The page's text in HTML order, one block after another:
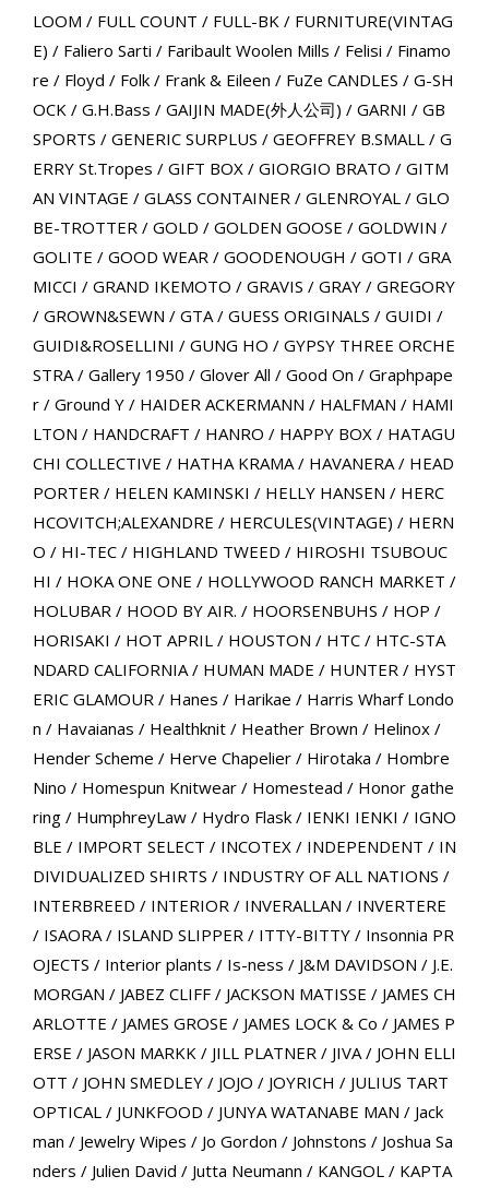
LOOM / FULL COUNT / FULL-BK/ FURNITURE(VINTAG
E) / Faliero Sarti / Faribault Woolen Mills / Felisi / Finamo
re / Floyd / Folk/ Frank & Eileen / FuZe CANDLES / G-SH
OCK/ G.H.Bass / GAIJIN MADE(外人公司) / GARNI / GB
SPORTS / GENERIC SURPLUS / GEOFFREY B.SMALL/ G
ERRY St.Tropes / GIFT BOX/ GIORGIO BRATO / GITM
AN VINTAGE / GLASS CONTAINER/ GLENROYAL/ GLO
BE-TROTTER/ GOLD / GOLDEN GOOSE / GOLDWIN /
GOLITE / GOOD WEAR/ GOODENOUGH / GOTI / GRA
MICCI / GRAND IKEMOTO / GRAVIS / GRAY/ GREGORY
/ GROWN&SEWN / GTA/ GUESS ORIGINALS / GUIDI /
GUIDI&ROSELLINI / GUNG HO / GYPSY THREE ORCHE
STRA/ Gallery 1950 / Glover All / Good On / Graphpape
r/ Ground Y/ HAIDER ACKERMANN / HALFMAN / HAMI
LTON / HANDCRAFT / HANRO / HAPPY BOX/ HATAGU
CHI COLLECTIVE / HATHA KRAMA/ HAVANERA/ HEAD
PORTER/ HELEN KAMINSKI / HELLY HANSEN / HERC
HCOVITCH;ALEXANDRE / HERCULES(VINTAGE) / HERN
O / HI-TEC/ HIGHLAND TWEED / HIROSHI TSUBOUC
HI / HOKA ONE ONE / HOLLYWOOD RANCH MARKET /
HOLUBAR/ HOOD BY AIR. / HOORSENBUHS / HOP /
HORISAKI / HOT APRIL/ HOUSTON / HTC/ HTC-STA
NDARD CALIFORNIA/ HUMAN MADE / HUNTER/ HYST
ERIC GLAMOUR/ Hanes / Harikae / Harris Wharf Londo
n / Havaianas / Healthknit/ Heather Brown / Helinox/
Hender Scheme / Herve Chapelier/ Hirotaka / Hombre
Nino / Homespun Knitwear/ Homestead / Honor gathe
ring/ HumphreyLaw/ Hydro Flask/ IENKI IENKI / IGNO
BLE / IMPORT SELECT / INCOTEX/ INDEPENDENT / IN
DIVIDUALIZED SHIRTS / INDUSTRY OF ALL NATIONS /
INTERBREED / INTERIOR/ INVERALLAN / INVERTERE
/ ISAORA/ ISLAND SLIPPER/ ITTY-BITTY/ Insonnia PR
OJECTS / Interior plants / Is-ness / J&M DAVIDSON / J.E.
MORGAN / JABEZ CLIFF/ JACKSON MATISSE / JAMES CH
ARLOTTE / JAMES GROSE / JAMES LOCK & Co / JAMES P
ERSE / JASON MARKK/ JILL PLATNER/ JIVA/ JOHN ELLI
OTT / JOHN SMEDLEY/ JOJO / JOYRICH / JULIUS TART
OPTICAL/ JUNKFOOD / JUNYA WATANABE MAN / Jack
man / Jewelry Wipes / Jo Gordon / Johnstons / Joshua Sa
nders / Julien David / Jutta Neumann / KANGOL/ KAPTA